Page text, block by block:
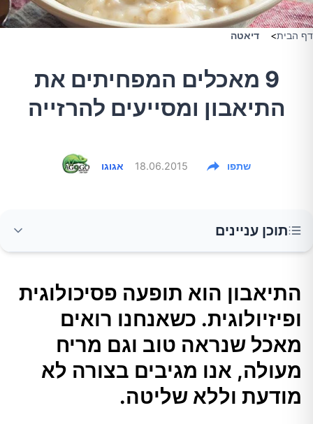
דף הבית> דיאטה
9 מאכלים המפחיתים את
התיאבון ומסייעים להרזייה
אגוגו 18.06.2015 שתפו
תוכן עניינים
כשאנחנו רואים מאכל שנראה טוב וגם מריח
מעולה, אנו מגיבים בצורה לא מודעת וללא שליטה.
2.תפוח
התיאבון הוא תופעה פסיכולוגית
ופיזיולוגית. כשאנחנו רואים
מאכל שנראה טוב וגם מריח
מעולה, אנו מגיבים בצורה לא
מודעת וללא שליטה.